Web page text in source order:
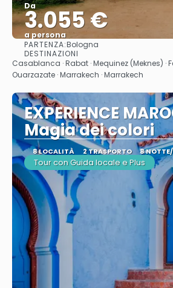
Da
3.055 €
a persona
PARTENZA:Bologna
DESTINAZIONI
Casablanca · Rabat · Mequinez (Meknes) ·
Ouarzazate · Marrakech · Marrakech
EXPERIENCE
Magia dei colori
8 LOCALITÀ 2 TRASPORTO 8
Tour con Guida locale e Plus